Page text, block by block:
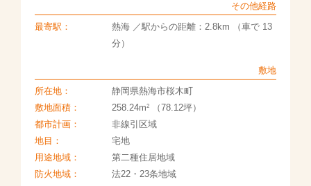
その他経路
最寄駅：
熱海 ／駅からの距離：2.8km （車で 13
分）
敷地
所在地：
静岡県熱海市桜木町
敷地面積：
258.24m2（78.12坪）
都市計画：
非線引区域
地目：
宅地
用途地域：
第二種住居地域
防火地域：
法22・23条地域